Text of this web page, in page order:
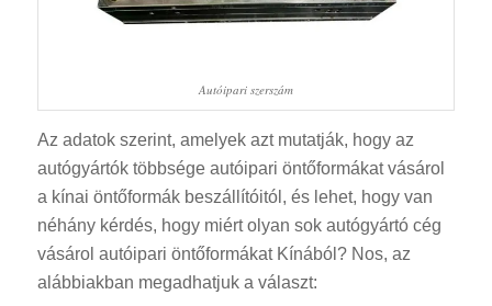
Autóipari szerszám
Az adatok szerint, amelyek azt mutatják, hogy az
autógyártók többsége autóipari öntőformákat vásárol
a kínai öntőformák beszállítóitól, és lehet, hogy van
néhány kérdés, hogy miért olyan sok autógyártó cég
vásárol autóipari öntőformákat Kínából? Nos, az
alábbiakban megadhatjuk a választ: